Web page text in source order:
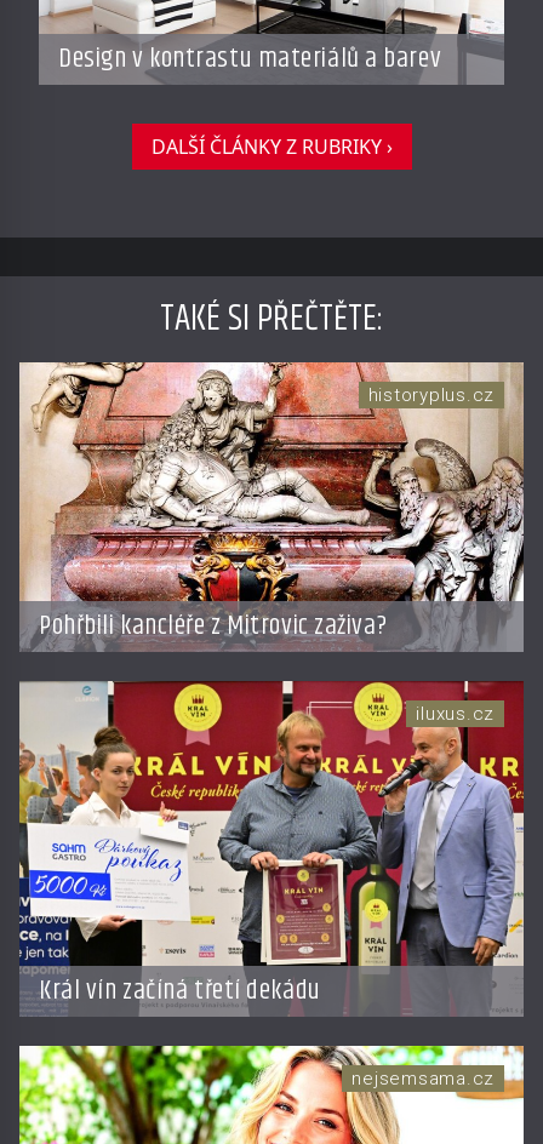
Design v kontrastu materiálů a barev
DALŠÍ ČLÁNKY Z RUBRIKY ›
TAKÉ SI PŘEČTĚTE:
Pohřbili kancléře z Mitrovic zaživa?
historyplus.cz
Král vín začíná třetí dekádu
iluxus.cz
nejsemsama.cz